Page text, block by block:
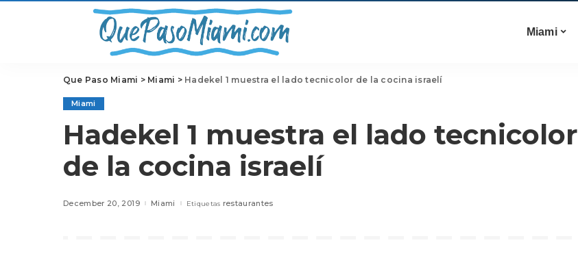
Miami
Que Paso Miami > Miami > Hadekel 1 muestra el lado tecnicolor de la cocina israelí
Miami
Hadekel 1 muestra el lado tecnicolor
de la cocina israelí
December 20, 2019 Miami Etiquetas restaurantes